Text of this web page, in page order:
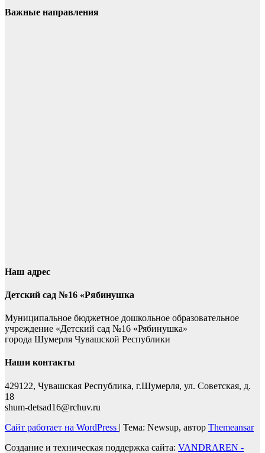
Важные направления
Наш адрес
Детский сад №16 «Рябинушка
Муниципальное бюджетное дошкольное образовательное
учреждение «Детский сад №16 «Рябинушка»
города Шумерля Чувашской Республики
Наши контакты
429122, Чувашская Республика, г.Шумерля, ул. Советская, д.
18
shum-detsad16@rchuv.ru
Сайт работает на WordPress | Тема: Newsup, автор Themeansar
Создание и техническая поддержка сайта: VANDRAREN -